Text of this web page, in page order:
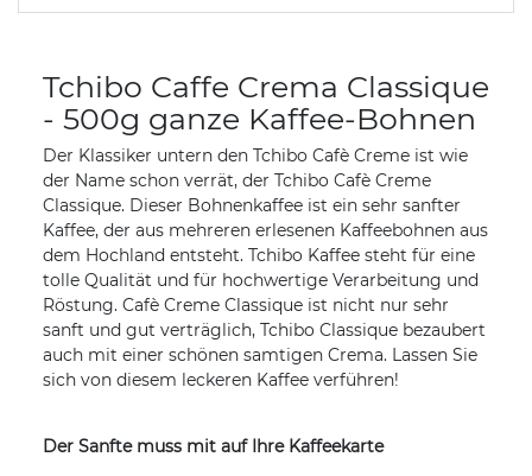
Tchibo Caffe Crema Classique
- 500g ganze Kaffee-Bohnen
Der Klassiker untern den Tchibo Cafè Creme ist wie
der Name schon verrät, der Tchibo Cafè Creme
Classique. Dieser Bohnenkaffee ist ein sehr sanfter
Kaffee, der aus mehreren erlesenen Kaffeebohnen aus
dem Hochland entsteht. Tchibo Kaffee steht für eine
tolle Qualität und für hochwertige Verarbeitung und
Röstung. Cafè Creme Classique ist nicht nur sehr
sanft und gut verträglich, Tchibo Classique bezaubert
auch mit einer schönen samtigen Crema. Lassen Sie
sich von diesem leckeren Kaffee verführen!
Der Sanfte muss mit auf Ihre Kaffeekarte